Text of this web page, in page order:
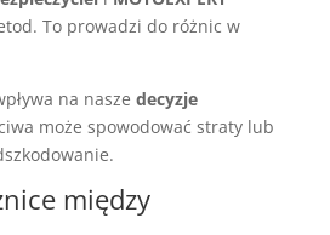
To prowadzi do różnic w
na nasze decyzje
może spowodować straty lub
między